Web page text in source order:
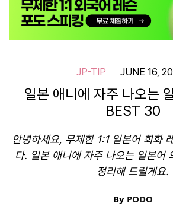
JP-TIP JUNE 16,
일본 애니에 자주 나오는
BEST 30
안녕하세요, 무제한 1:1 일본어 회화
다. 일본 애니에 자주 나오는 일본어
정리해 드릴게요.
By PODO